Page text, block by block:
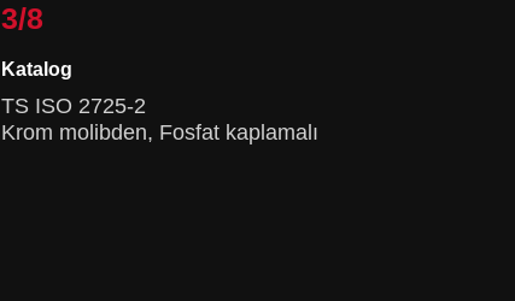
3/8
Katalog
TS ISO 2725-2
Krom molibden, Fosfat kaplamalı